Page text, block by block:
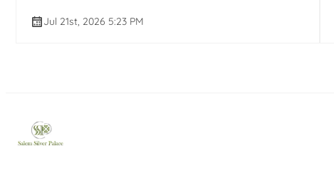
Jul 21st, 2026 5:23 PM